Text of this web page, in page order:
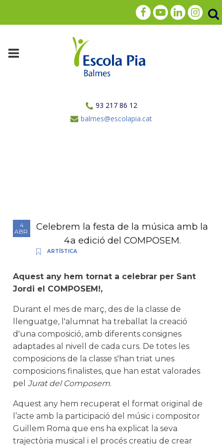
93 217 86 12
balmes@escolapia.cat
4
ABR.
Celebrem la festa de la música amb la
4a edició del COMPOSEM.
ARTÍSTICA
Aquest any hem tornat a celebrar per Sant
Jordi el COMPOSEM!,
Durant el mes de març, des de la classe de
llenguatge, l'alumnat ha treballat la creació
d'una composició, amb diferents consignes
adaptades al nivell de cada curs. De totes les
composicions de la classe s'han triat unes
composicions finalistes, que han estat valorades
pel Jurat del Composem.
Aquest any hem recuperat el format original de
l’acte amb la participació del músic i compositor
Guillem Roma que ens ha explicat la seva
trajectòria musical i el procés creatiu de crear